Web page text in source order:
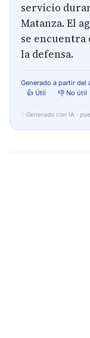
servicio
Matanza. El
se encuentra
la defensa.
Generado a partir del
👍 Útil
👎 No útil
✨ Generado con IA ·